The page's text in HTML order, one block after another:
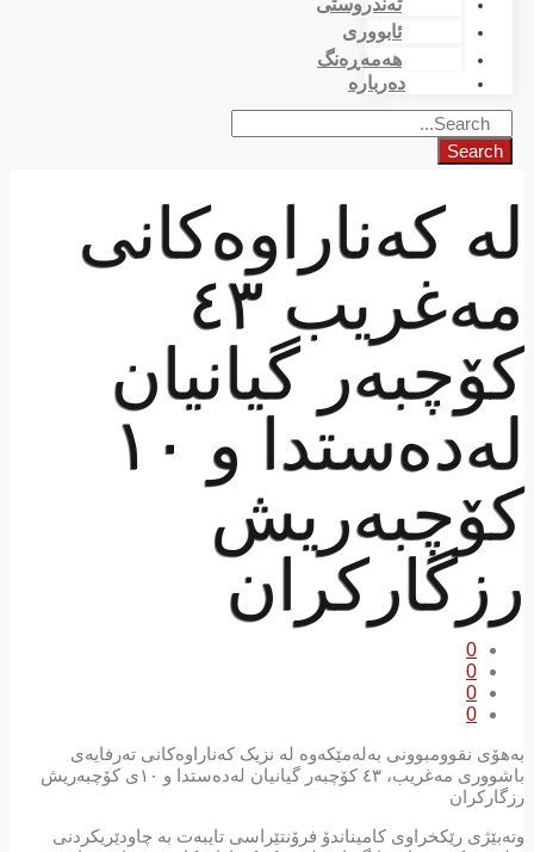
ئابووری
هەمەڕەنگ
دەربارە
Search
لە کەناراوەکانی
مەغریب ٤٣
کۆچبەر گیانیان
لەدەستدا و ١٠
کۆچبەریش
رزگارکران
0
0
0
0
بەهۆی نقوومبوونی بەلەمێکەوە لە نزیک کەناراوەکانی تەرفایەی
باشووری مەغریب، ٤٣ کۆچبەر گیانیان لەدەستدا و ١٠ی کۆچبەریش
رزگارکران
وتەبێژی رێکخراوی کامیناندۆ فرۆنتێراسی تایبەت بە چاودێریکردنی